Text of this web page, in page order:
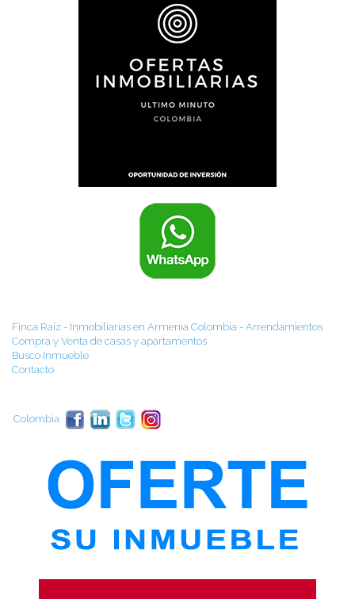
Finca Raíz - Inmobiliarias en Armenia Colombia - Arrendamientos
Compra y Venta de casas y apartamentos
Busco Inmueble
Contacto
Colombia